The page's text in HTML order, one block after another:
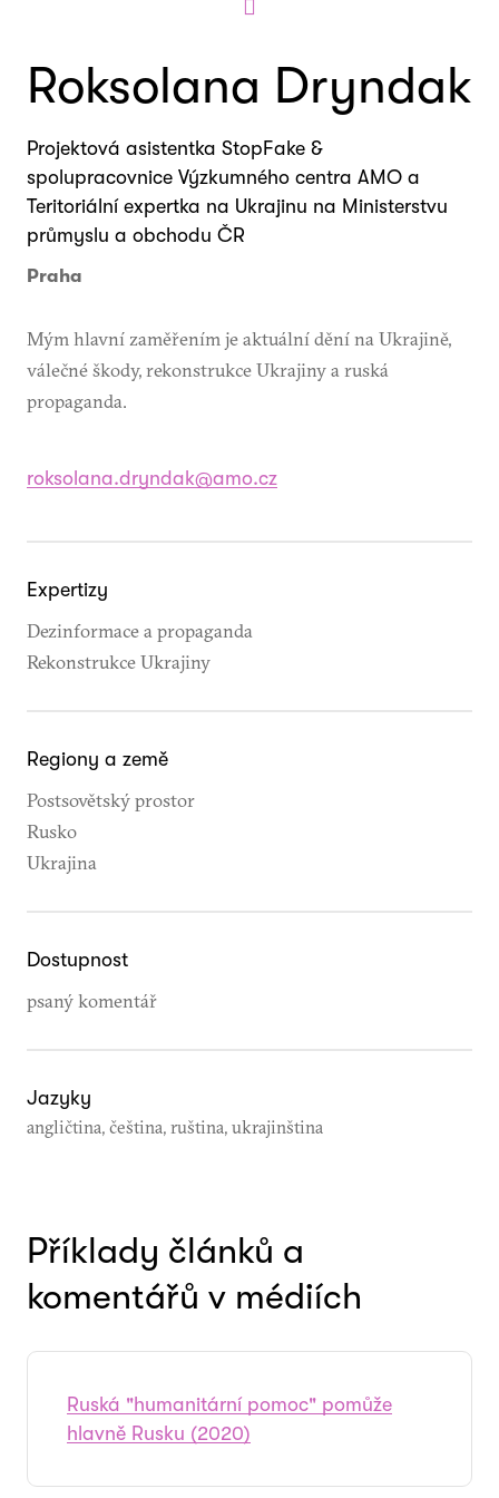
Roksolana Dryndak
Projektová asistentka StopFake &
spolupracovnice Výzkumného centra AMO a
Teritoriální expertka na Ukrajinu na Ministerstvu
průmyslu a obchodu ČR
Praha
Mým hlavní zaměřením je aktuální dění na Ukrajině,
válečné škody, rekonstrukce Ukrajiny a ruská
propaganda.
roksolana.dryndak@amo.cz
Expertizy
Dezinformace a propaganda
Rekonstrukce Ukrajiny
Regiony a země
Postsovětský prostor
Rusko
Ukrajina
Dostupnost
psaný komentář
Jazyky
angličtina, čeština, ruština, ukrajinština
Příklady článků a
komentářů v médiích
Ruská "humanitární pomoc" pomůže
hlavně Rusku (2020)